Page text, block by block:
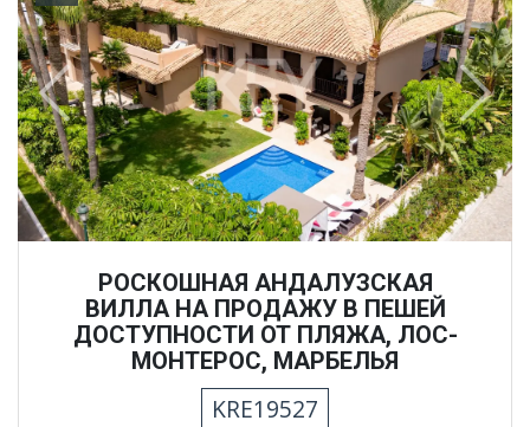
Previous Next
РОСКОШНАЯ АНДАЛУЗСКАЯ
ВИЛЛА НА ПРОДАЖУ В ПЕШЕЙ
ДОСТУПНОСТИ ОТ ПЛЯЖА, ЛОС-
МОНТЕРОС, МАРБЕЛЬЯ
KRE19527